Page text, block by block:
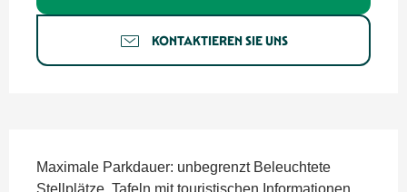
KONTAKTIEREN SIE UNS
Maximale Parkdauer: unbegrenzt Beleuchtete
Stellplätze. Tafeln mit touristischen Informationen